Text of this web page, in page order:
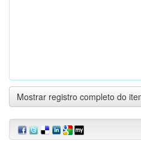
Mostrar registro completo do